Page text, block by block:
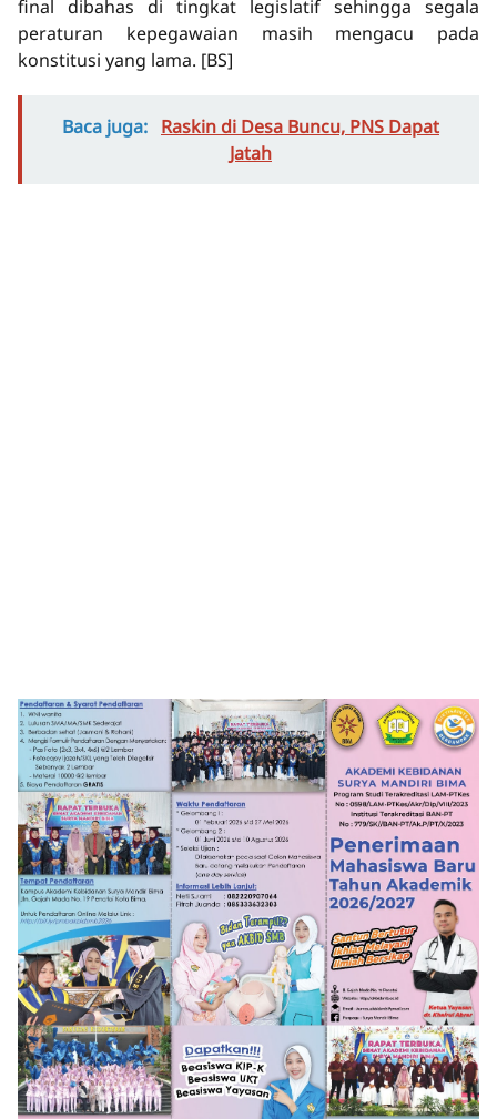
final dibahas di tingkat legislatif sehingga segala
peraturan kepegawaian masih mengacu pada
konstitusi yang lama. [BS]
Baca juga: Raskin di Desa Buncu, PNS Dapat
Jatah